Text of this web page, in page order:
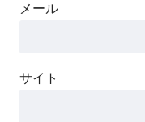
メール
サイト